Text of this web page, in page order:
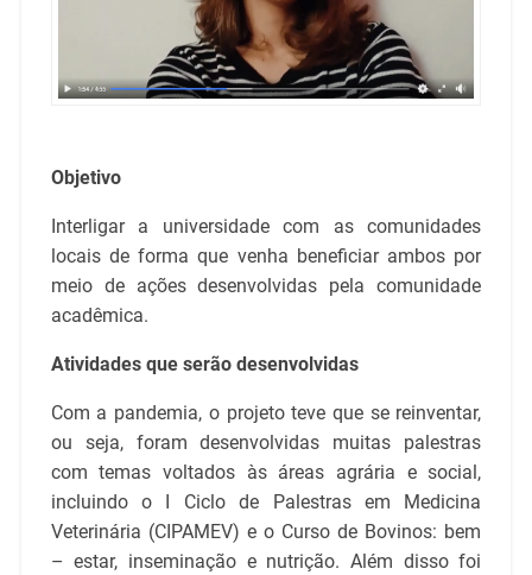
Objetivo
Interligar a universidade com as comunidades
locais de forma que venha beneficiar ambos por
meio de ações desenvolvidas pela comunidade
acadêmica.
Atividades que serão desenvolvidas
Com a pandemia, o projeto teve que se reinventar,
ou seja, foram desenvolvidas muitas palestras
com temas voltados às áreas agrária e social,
incluindo o I Ciclo de Palestras em Medicina
Veterinária (CIPAMEV) e o Curso de Bovinos: bem
– estar, inseminação e nutrição. Além disso foi